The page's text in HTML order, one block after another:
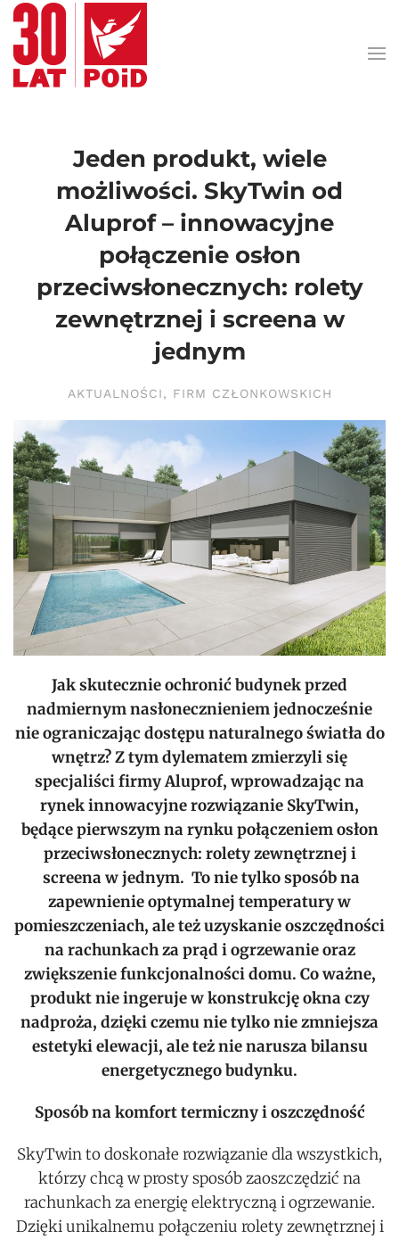
Przejdź do treści głównej
Jeden produkt, wiele
możliwości. SkyTwin od
Aluprof – innowacyjne
połączenie osłon
przeciwsłonecznych: rolety
zewnętrznej i screena w
jednym
AKTUALNOŚCI, FIRM CZŁONKOWSKICH
Jak skutecznie ochronić budynek przed
nadmiernym nasłonecznieniem jednocześnie
nie ograniczając dostępu naturalnego światła do
wnętrz? Z tym dylematem zmierzyli się
specjaliści firmy Aluprof, wprowadzając na
rynek innowacyjne rozwiązanie SkyTwin,
będące pierwszym na rynku połączeniem osłon
przeciwsłonecznych: rolety zewnętrznej i
screena w jednym. To nie tylko sposób na
zapewnienie optymalnej temperatury w
pomieszczeniach, ale też uzyskanie oszczędności
na rachunkach za prąd i ogrzewanie oraz
zwiększenie funkcjonalności domu. Co ważne,
produkt nie ingeruje w konstrukcję okna czy
nadproża, dzięki czemu nie tylko nie zmniejsza
estetyki elewacji, ale też nie narusza bilansu
energetycznego budynku.
Sposób na komfort termiczny i oszczędność
SkyTwin to doskonałe rozwiązanie dla wszystkich,
którzy chcą w prosty sposób zaoszczędzić na
rachunkach za energię elektryczną i ogrzewanie.
Dzięki unikalnemu połączeniu rolety zewnętrznej i